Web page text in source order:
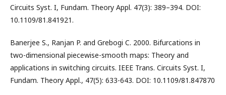
Circuits Syst. I, Fundam. Theory Appl. 47(3): 389–394. DOI:
10.1109/81.841921.
Banerjee S., Ranjan P. and Grebogi C. 2000. Bifurcations in
two-dimensional piecewise-smooth maps: Theory and
applications in switching circuits. IEEE Trans. Circuits Syst. I,
Fundam. Theory Appl., 47(5): 633-643. DOI: 10.1109/81.847870